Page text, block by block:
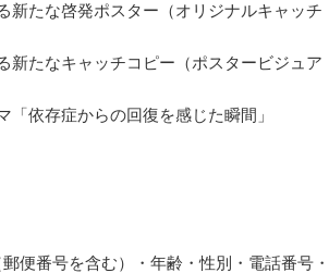
新たな啓発ポスター（オリジナルキャッチ
新たなキャッチコピー（ポスタービジュア
「依存症からの回復を感じた瞬間」
便番号を含む）・年齢・性別・電話番号・